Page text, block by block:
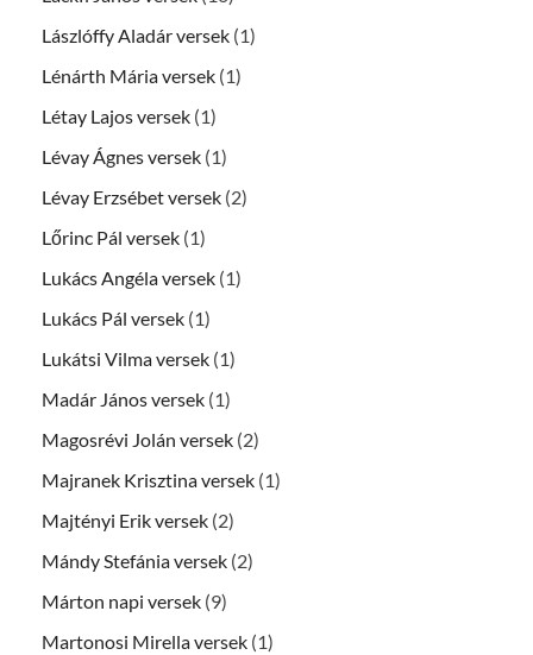
Lászlóffy Aladár versek (1)
Lénárth Mária versek (1)
Létay Lajos versek (1)
Lévay Ágnes versek (1)
Lévay Erzsébet versek (2)
Lőrinc Pál versek (1)
Lukács Angéla versek (1)
Lukács Pál versek (1)
Lukátsi Vilma versek (1)
Madár János versek (1)
Magosrévi Jolán versek (2)
Majranek Krisztina versek (1)
Majtényi Erik versek (2)
Mándy Stefánia versek (2)
Márton napi versek (9)
Martonosi Mirella versek (1)